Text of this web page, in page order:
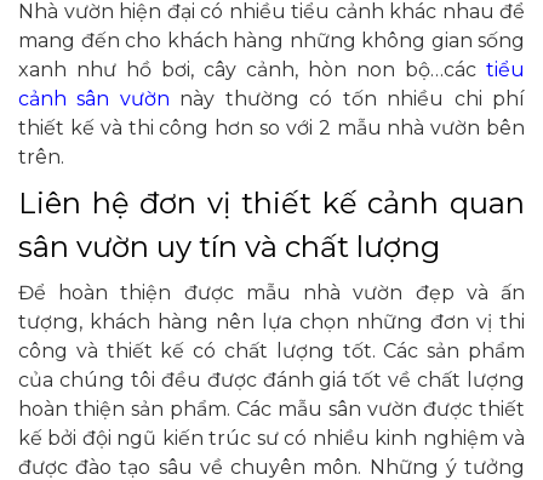
Nhà vườn hiện đại có nhiều tiểu cảnh khác nhau để
mang đến cho khách hàng những không gian sống
xanh như hồ bơi, cây cảnh, hòn non bộ…các tiểu
cảnh sân vườn này thường có tốn nhiều chi phí
thiết kế và thi công hơn so với 2 mẫu nhà vườn bên
trên.
Liên hệ đơn vị thiết kế cảnh quan
sân vườn uy tín và chất lượng
Để hoàn thiện được mẫu nhà vườn đẹp và ấn
tượng, khách hàng nên lựa chọn những đơn vị thi
công và thiết kế có chất lượng tốt. Các sản phẩm
của chúng tôi đều được đánh giá tốt về chất lượng
hoàn thiện sản phẩm. Các mẫu sân vườn được thiết
kế bởi đội ngũ kiến trúc sư có nhiều kinh nghiệm và
được đào tạo sâu về chuyên môn. Những ý tưởng